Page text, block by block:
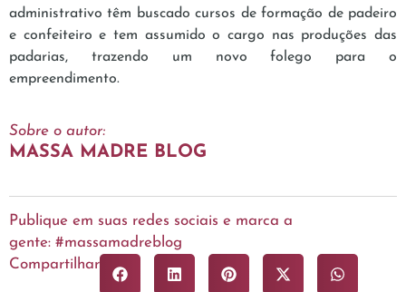
administrativo têm buscado cursos de formação de padeiro
e confeiteiro e tem assumido o cargo nas produções das
padarias, trazendo um novo folego para o
empreendimento.
Sobre o autor:
MASSA MADRE BLOG
Publique em suas redes sociais e marca a
gente: #massamadreblog
Compartilhar